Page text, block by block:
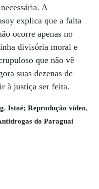
A
explica que a falta
ocorre apenas no
divisória moral e
que não vê
suas dezenas de
à justiça ser feita.
Istoé; Reprodução vídeo,
do Paraguai